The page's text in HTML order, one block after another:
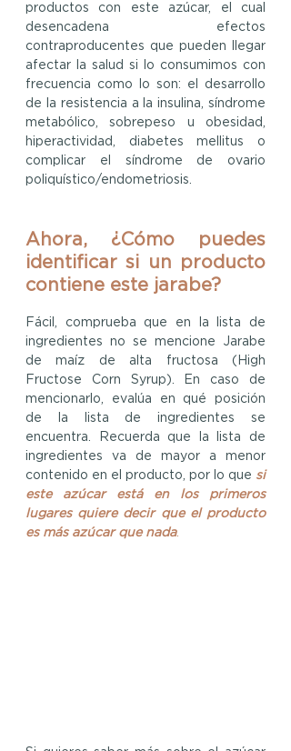
productos con este azúcar, el cual
desencadena efectos
contraproducentes que pueden llegar
afectar la salud si lo consumimos con
frecuencia como lo son: el desarrollo
de la resistencia a la insulina, síndrome
metabólico, sobrepeso u obesidad,
hiperactividad, diabetes mellitus o
complicar el síndrome de ovario
poliquístico/endometriosis.
Ahora, ¿Cómo puedes
identificar si un producto
contiene este jarabe?
Fácil, comprueba que en la lista de
ingredientes no se mencione Jarabe
de maíz de alta fructosa (High
Fructose Corn Syrup). En caso de
mencionarlo, evalúa en qué posición
de la lista de ingredientes se
encuentra. Recuerda que la lista de
ingredientes va de mayor a menor
contenido en el producto, por lo que si
este azúcar está en los primeros
lugares quiere decir que el producto
es más azúcar que nada.